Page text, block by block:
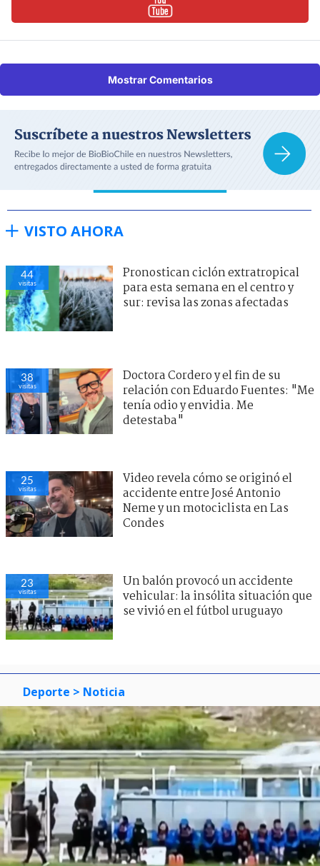
Mostrar Comentarios
VISTO AHORA
44
visitas
Pronostican ciclón extratropical
para esta semana en el centro y
sur: revisa las zonas afectadas
38
visitas
Doctora Cordero y el fin de su
relación con Eduardo Fuentes: "Me
tenía odio y envidia. Me
detestaba"
25
visitas
Video revela cómo se originó el
accidente entre José Antonio
Neme y un motociclista en Las
Condes
23
visitas
Un balón provocó un accidente
vehicular: la insólita situación que
se vivió en el fútbol uruguayo
Deporte > Noticia